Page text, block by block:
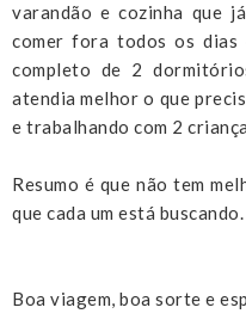
varandão e cozinha que
comer fora todos os dias
completo de 2
atendia melhor o que
e trabalhando com 2
Resumo é que não tem
que cada um está buscando.
Boa viagem, boa sorte e